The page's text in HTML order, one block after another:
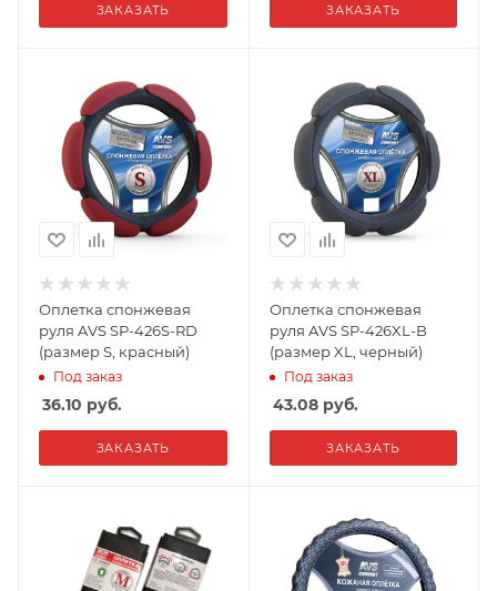
ЗАКАЗАТЬ ЗАКАЗАТЬ
Оплетка спонжевая
руля AVS SP-426S-RD
(размер S, красный)
Под заказ
36.10 руб.
ЗАКАЗАТЬ
Оплетка спонжевая
руля AVS SP-426XL-B
(размер XL, черный)
Под заказ
43.08руб.
ЗАКАЗАТЬ